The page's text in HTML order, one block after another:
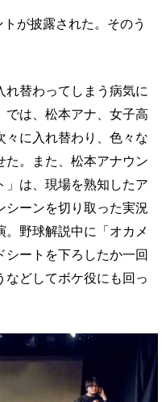
が披露された。そのう
れ替わってしまう病気に
では、松本アナ、女子高
々に入れ替わり、色々な
た。また、松本アナウン
」は、現場を熟知したア
シーンを切り取った実況
。野球解説中に「オカメ
ートを下ろしたか一回
どしてボケ役にも回っ